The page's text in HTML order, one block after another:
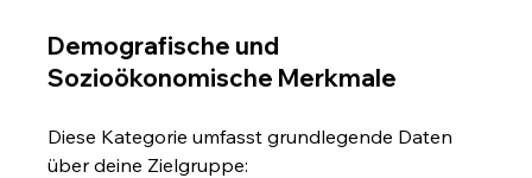
Demografische und
Sozioökonomische Merkmale
Diese Kategorie umfasst grundlegende Daten
über deine Zielgruppe: